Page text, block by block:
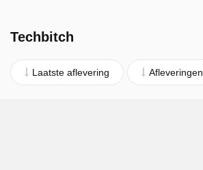
Techbitch
Laatste aflevering Afleveringen